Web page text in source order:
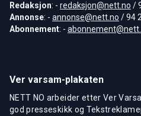
Redaksjon: - redaksjon@nett.no /
Annonse: - annonse@nett.no / 94
Abonnement: -
Ver varsam-plakaten
NETT NO arbeider etter Ver
god presseskikk og